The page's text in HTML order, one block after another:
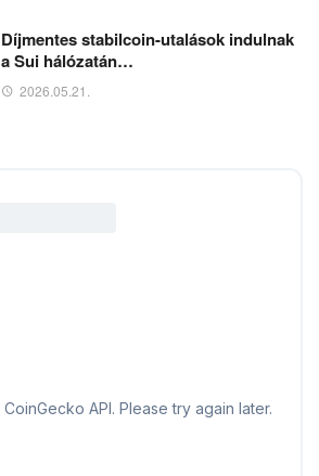
Díjmentes stabilcoin-utalások indulnak
a Sui hálózatán…
2026.05.21.